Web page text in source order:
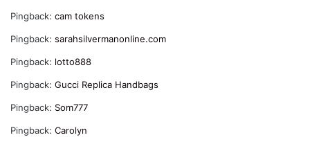
Pingback: cam tokens
Pingback: sarahsilvermanonline.com
Pingback: lotto888
Pingback: Gucci Replica Handbags
Pingback: Som777
Pingback: Carolyn